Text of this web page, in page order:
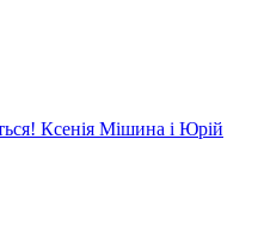
Ксенія Мішина і Юрій